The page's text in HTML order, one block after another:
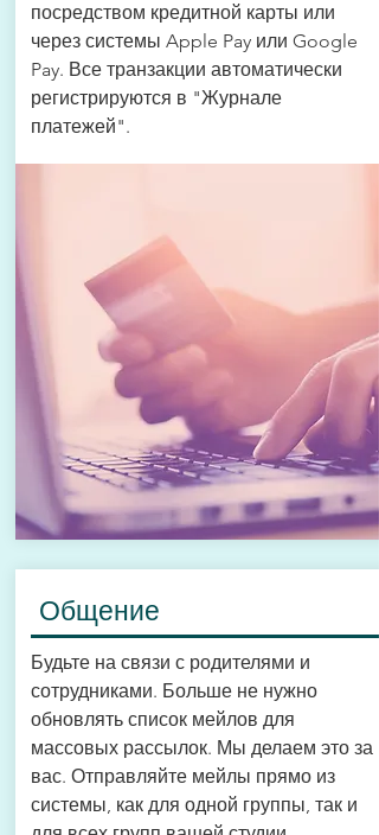
посредством кредитной карты или
через системы Apple Pay или Google
Pay. Все транзакции автоматически
регистрируются в "Журнале
платежей".
Общение
Будьте на связи с родителями и
сотрудниками. Больше не нужно
обновлять список мейлов для
массовых рассылок. Мы делаем это за
вас. Отправляйте мейлы прямо из
системы, как для одной группы, так и